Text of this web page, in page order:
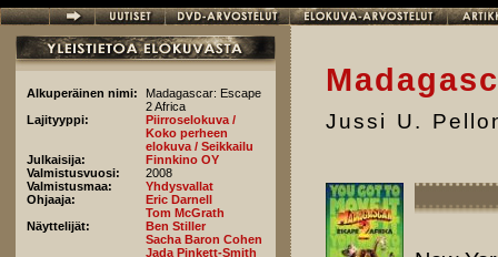
Alkuperäinen nimi:
Madagascar: Escape
2 Africa
Lajityyppi:
Piirroselokuva /
Koko perheen
elokuva / Seikkailu
Julkaisija:
Finnkino OY
Valmistusvuosi:
2008
Valmistusmaa:
Yhdysvallat
Ohjaaja:
Eric Darnell
Tom McGrath
Näyttelijät:
Ben Stiller
Sacha Baron Cohen
Jada Pinkett-Smith
Jussi U.